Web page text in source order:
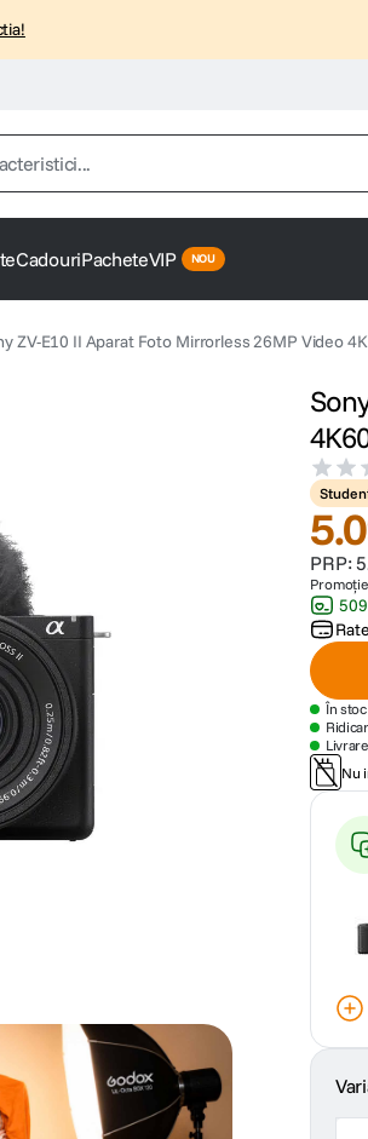
CadouriPacheteVIP
ZV-E10 II Aparat Foto Mirrorless 26MP Video
5.
PRP:5
În
Nu